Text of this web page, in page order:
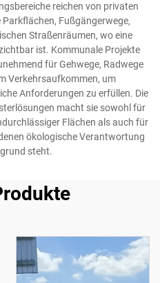
reichen von privaten
Fußgängerwege,
Straßenräumen, wo eine
ist. Kommunale Projekte
für Gehwege, Radwege
Verkehrsaufkommen, um
Anforderungen zu erfüllen. Die
macht sie sowohl für
Flächen als auch für
ökologische Verantwortung
steht.